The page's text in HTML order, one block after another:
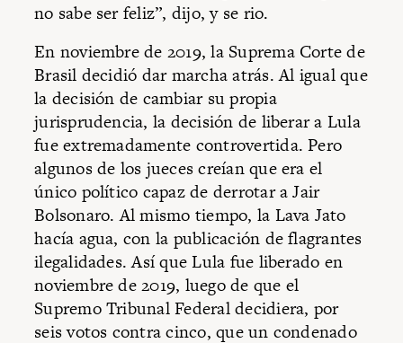
no sabe ser feliz”, dijo, y se rio.
En noviembre de 2019, la Suprema Corte de
Brasil decidió dar marcha atrás. Al igual que
la decisión de cambiar su propia
jurisprudencia, la decisión de liberar a Lula
fue extremadamente controvertida. Pero
algunos de los jueces creían que era el
único político capaz de derrotar a Jair
Bolsonaro. Al mismo tiempo, la Lava Jato
hacía agua, con la publicación de flagrantes
ilegalidades. Así que Lula fue liberado en
noviembre de 2019, luego de que el
Supremo Tribunal Federal decidiera, por
seis votos contra cinco, que un condenado